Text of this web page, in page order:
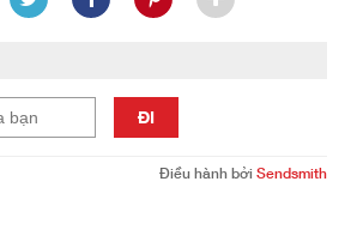
ĐI
Điều hành bởi Sendsmith